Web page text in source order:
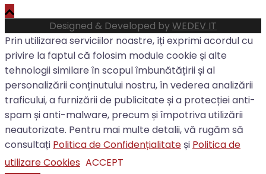
Designed & Developed byWEDEV IT
Prin utilizarea serviciilor noastre, îți exprimi acordul cu
privire la faptul că folosim module cookie și alte
tehnologii similare în scopul îmbunătățirii și al
personalizării conținutului nostru, în vederea analizării
traficului, a furnizării de publicitate și a protecției anti-
spam și anti-malware, precum și împotriva utilizării
neautorizate. Pentru mai multe detalii, vă rugăm să
consultați Politica de Confidențialitate și Politica de
utilizare Cookies ACCEPT